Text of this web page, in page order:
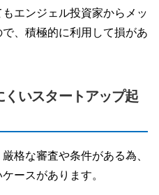
エンジェル投資家からメッ
、積極的に利用して損があ
いスタートアップ起
格な審査や条件がある為、
ースがあります。